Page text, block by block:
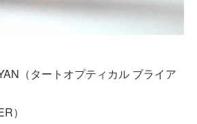
（タートオプティカル ブライア
）